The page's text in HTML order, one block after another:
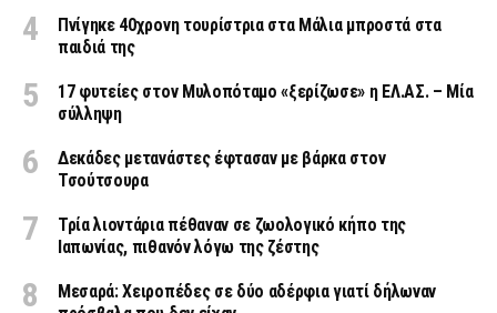
Πνίγηκε 40χρονη τουρίστρια στα Μάλια μπροστά στα
παιδιά της
17 φυτείες στον Μυλοπόταμο «ξερίζωσε» η ΕΛ.ΑΣ. – Μία
σύλληψη
Δεκάδες μετανάστες έφτασαν με βάρκα στον
Τσούτσουρα
Τρία λιοντάρια πέθαναν σε ζωολογικό κήπο της
Ιαπωνίας, πιθανόν λόγω της ζέστης
Μεσαρά: Χειροπέδες σε δύο αδέρφια γιατί δήλωναν